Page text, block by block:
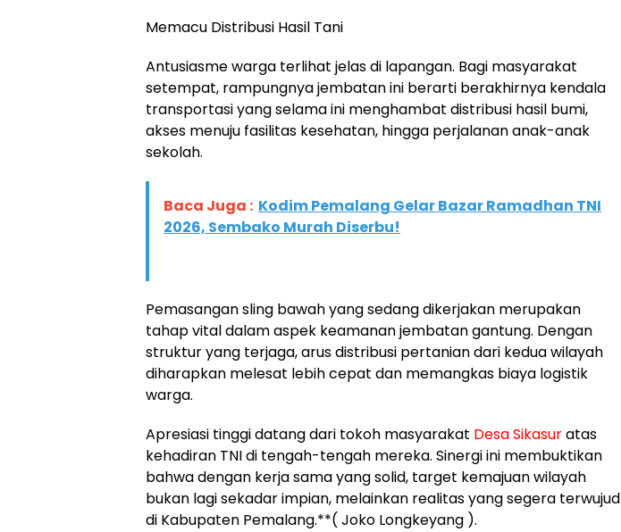
​Memacu Distribusi Hasil Tani
​Antusiasme warga terlihat jelas di lapangan. Bagi masyarakat
setempat, rampungnya jembatan ini berarti berakhirnya kendala
transportasi yang selama ini menghambat distribusi hasil bumi,
akses menuju fasilitas kesehatan, hingga perjalanan anak-anak
sekolah.
Baca Juga : Kodim Pemalang Gelar Bazar Ramadhan TNI
2026, Sembako Murah Diserbu!
​Pemasangan sling bawah yang sedang dikerjakan merupakan
tahap vital dalam aspek keamanan jembatan gantung. Dengan
struktur yang terjaga, arus distribusi pertanian dari kedua wilayah
diharapkan melesat lebih cepat dan memangkas biaya logistik
warga.
​Apresiasi tinggi datang dari tokoh masyarakat Desa Sikasuratas
kehadiran TNI di tengah-tengah mereka. Sinergi ini membuktikan
bahwa dengan kerja sama yang solid, target kemajuan wilayah
bukan lagi sekadar impian, melainkan realitas yang segera terwujud
di Kabupaten Pemalang.**( Joko Longkeyang ).